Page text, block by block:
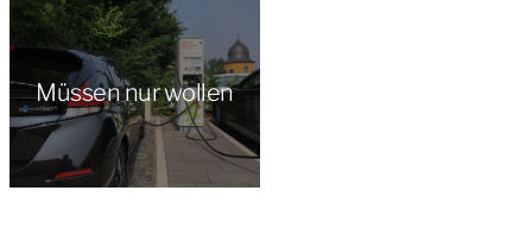
Müssen nur wollen